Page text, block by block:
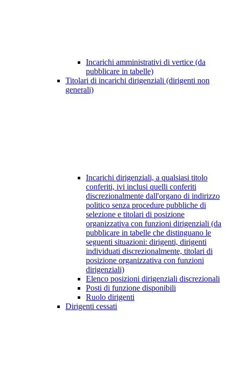
Incarichi amministrativi di vertice (da
pubblicare in tabelle)
Titolari di incarichi dirigenziali (dirigenti non
generali)
Incarichi dirigenziali, a qualsiasi titolo
conferiti, ivi inclusi quelli conferiti
discrezionalmente dall'organo di indirizzo
politico senza procedure pubbliche di
selezione e titolari di posizione
organizzativa con funzioni dirigenziali (da
pubblicare in tabelle che distinguano le
seguenti situazioni: dirigenti, dirigenti
individuati discrezionalmente, titolari di
posizione organizzativa con funzioni
dirigenziali)
Elenco posizioni dirigenziali discrezionali
Posti di funzione disponibili
Ruolo dirigenti
Dirigenti cessati